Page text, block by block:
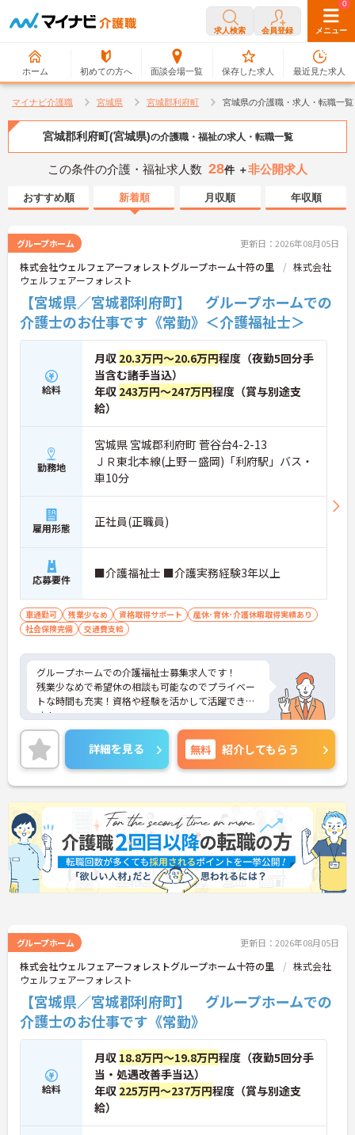
求人検索 会員登録 メニュー
ホーム 初めての方へ 面談会場一覧
0
保存した求人
0
最近見た求人
マイナビ介護職 宮城県 宮城郡利府町 宮城県の介護職・求人・転職一覧
宮城郡利府町(宮城県)の介護職・福祉の求人・転職一覧
この条件の介護・福祉求人数 28件 ＋非公開求人
おすすめ順 新着順 月収順 年収順
グループホーム 更新日：2026年08月05日
株式会社ウェルフェアーフォレストグループホーム十符の里
株式会社
ウェルフェアーフォレスト
【宮城県／宮城郡利府町】 グループホームでの
介護士のお仕事です《常勤》＜介護福祉士＞
給料
月収 20.3万円～20.6万円程度（夜勤5回分手
当含む諸手当込）
年収 243万円～247万円程度（賞与別途支
給）
勤務地
宮城県 宮城郡利府町 菅谷台4-2-13
ＪＲ東北本線(上野－盛岡)「利府駅」バス・
車10分
雇用形態 正社員(正職員)
応募要件 ■介護福祉士 ■介護実務経験3年以上
車通勤可 残業少なめ 資格取得サポート
産休･育休･介護休暇取得実績あり
社会保険完備
交通費支給
グループホームでの介護福祉士募集求人です！
残業少なめで希望休の相談も可能なのでプライベー
トな時間も充実！資格や経験を活かして活躍できま
す！
ご興味ある方には、面接のポイントなど、さらに詳
細をお話致しますのでお気軽にご相談ください。
詳細を見る 無料 紹介してもらう
グループホーム 更新日：2026年08月05日
株式会社ウェルフェアーフォレストグループホーム十符の里
株式会社
ウェルフェアーフォレスト
【宮城県／宮城郡利府町】 グループホームでの
介護士のお仕事です《常勤》
給料
月収 18.8万円～19.8万円程度（夜勤5回分手
当・処遇改善手当込）
年収 225万円～237万円程度（賞与別途支
給）